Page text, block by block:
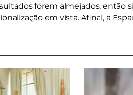
forem almejados, então
em vista. Afinal, a